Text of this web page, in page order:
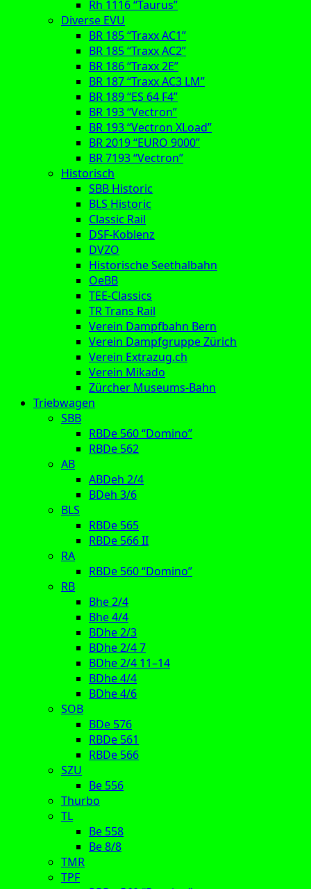
Rh 1116 “Taurus”
Diverse EVU
BR 185 “Traxx AC1”
BR 185 “Traxx AC2”
BR 186 “Traxx 2E”
BR 187 “Traxx AC3 LM”
BR 189 “ES 64 F4”
BR 193 “Vectron”
BR 193 “Vectron XLoad”
BR 2019 “EURO 9000”
BR 7193 “Vectron”
Historisch
SBB Historic
BLS Historic
Classic Rail
DSF-Koblenz
DVZO
Historische Seethalbahn
OeBB
TEE-Classics
TR Trans Rail
Verein Dampfbahn Bern
Verein Dampfgruppe Zürich
Verein Extrazug.ch
Verein Mikado
Zürcher Museums-Bahn
Triebwagen
SBB
RBDe 560 “Domino”
RBDe 562
AB
ABDeh 2/4
BDeh 3/6
BLS
RBDe 565
RBDe 566 II
RA
RBDe 560 “Domino”
RB
Bhe 2/4
Bhe 4/4
BDhe 2/3
BDhe 2/4 7
BDhe 2/4 11–14
BDhe 4/4
BDhe 4/6
SOB
BDe 576
RBDe 561
RBDe 566
SZU
Be 556
Thurbo
TL
Be 558
Be 8/8
TMR
TPF